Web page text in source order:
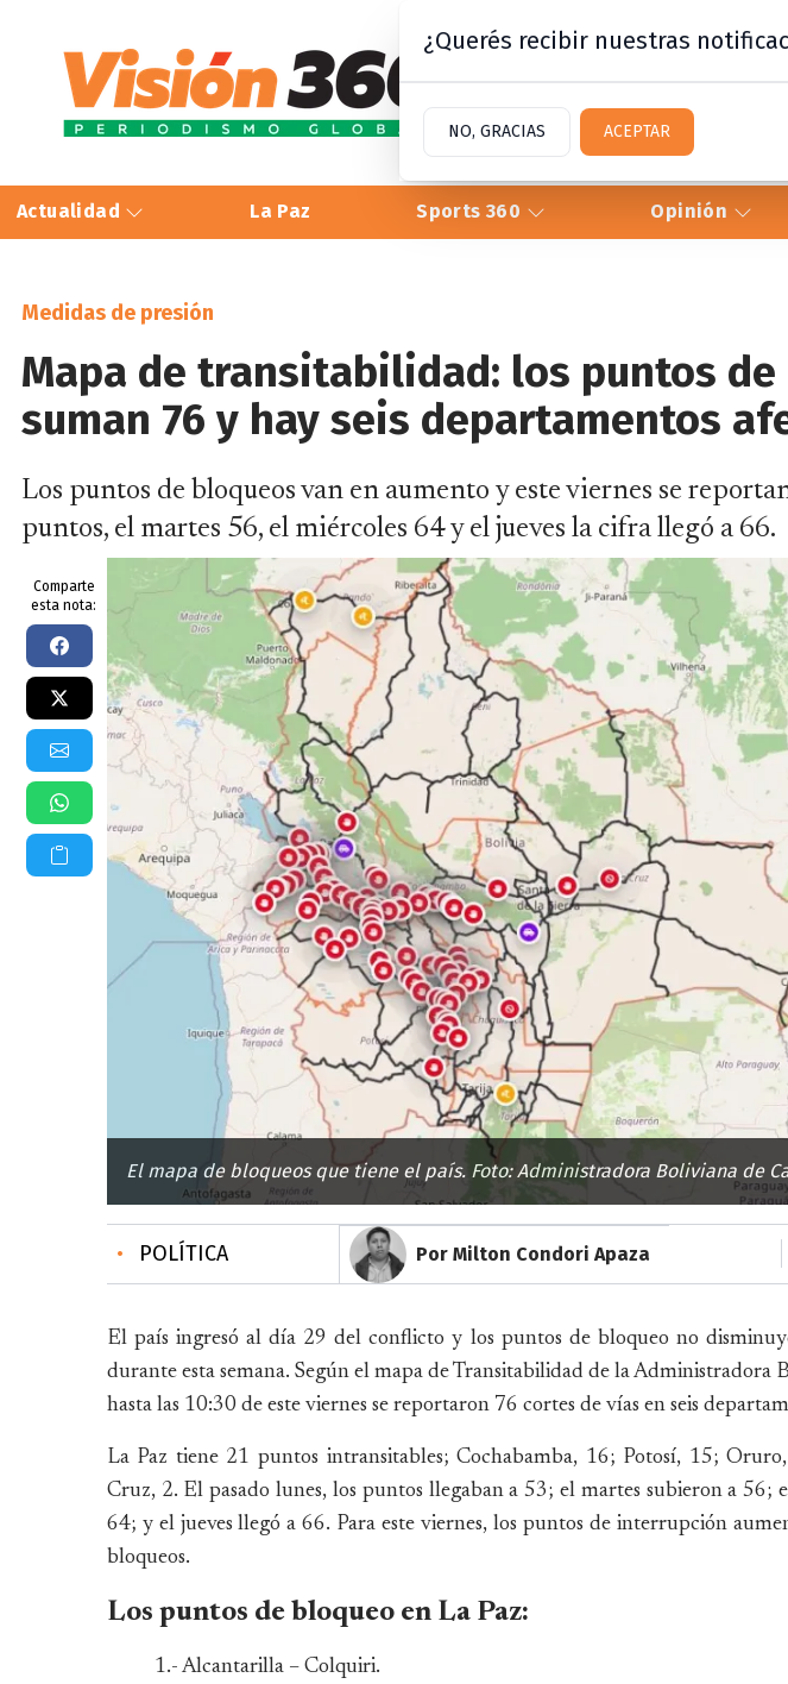
Actualidad La Paz Sports 360 Opinión
Medidas de presión
Mapa de transitabilidad: los puntos
suman 76 y hay seis departamentos
Los puntos de bloqueos van en aumento y este viernes se
puntos, el martes 56, el miércoles 64 y el jueves la cifra llegó a 66.
Comparte
esta nota:
El mapa de bloqueos que tiene el país. Foto: Administradora Boliviana de
• POLÍTICA Por Milton Condori Apaza
El país ingresó al día 29 del conflicto y los puntos de bloqueo no
durante esta semana. Según el mapa de Transitabilidad de la Administradora
hasta las 10:30 de este viernes se reportaron 76 cortes de vías en seis
La Paz tiene 21 puntos intransitables; Cochabamba, 16; Potosí, 15;
Cruz, 2. El pasado lunes, los puntos llegaban a 53; el martes subieron a 56;
64; y el jueves llegó a 66. Para este viernes, los puntos de interrupción
bloqueos.
Los puntos de bloqueo en La Paz:
1.- Alcantarilla – Colquiri.
¿Querés recibir nuestras
NO, GRACIAS ACEPTAR